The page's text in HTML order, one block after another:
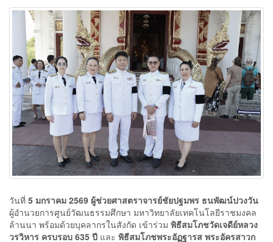
วันที่ 5 มกราคม 2569 ผู้ช่วยศาสตราจารย์ชัยปฐมพร ธนพัฒน์ปวงวัน
ผู้อำนวยการศูนย์วัฒนธรรมศึกษา มหาวิทยาลัยเทคโนโลยีราชมงคล
ล้านนา พร้อมด้วยบุคลากรในสังกัด เข้าร่วม พิธีสมโภชวัดเจดีย์หลวง
วรวิหาร ครบรอบ 635 ปี และ พิธีสมโภชพระอัฏฐารส พระอัครสาวก